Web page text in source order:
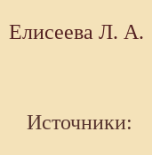
Елисеева Л. А.
Источники: